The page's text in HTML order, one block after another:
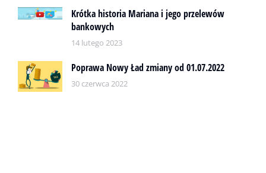
Krótka historia Mariana i jego przelewów
bankowych
14 lutego 2023
Poprawa Nowy Ład zmiany od 01.07.2022
30 czerwca 2022